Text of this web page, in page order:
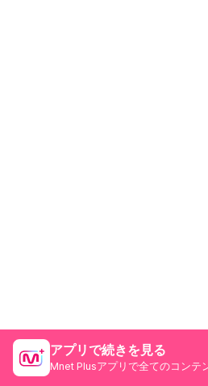
アプリで続きを見る
Mnet Plusアプリで全てのコンテ